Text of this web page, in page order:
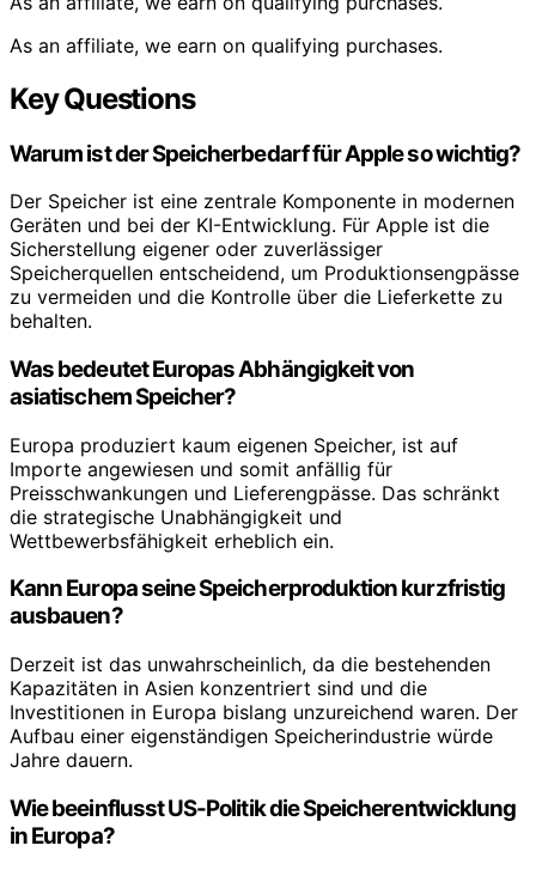
As an affiliate, we earn on qualifying purchases.
Key Questions
Warum ist der Speicherbedarf für Apple so wichtig?
Der Speicher ist eine zentrale Komponente in modernen
Geräten und bei der KI-Entwicklung. Für Apple ist die
Sicherstellung eigener oder zuverlässiger
Speicherquellen entscheidend, um Produktionsengpässe
zu vermeiden und die Kontrolle über die Lieferkette zu
behalten.
Was bedeutet Europas Abhängigkeit von
asiatischem Speicher?
Europa produziert kaum eigenen Speicher, ist auf
Importe angewiesen und somit anfällig für
Preisschwankungen und Lieferengpässe. Das schränkt
die strategische Unabhängigkeit und
Wettbewerbsfähigkeit erheblich ein.
Kann Europa seine Speicherproduktion kurzfristig
ausbauen?
Derzeit ist das unwahrscheinlich, da die bestehenden
Kapazitäten in Asien konzentriert sind und die
Investitionen in Europa bislang unzureichend waren. Der
Aufbau einer eigenständigen Speicherindustrie würde
Jahre dauern.
Wie beeinflusst US-Politik die Speicherentwicklung
in Europa?